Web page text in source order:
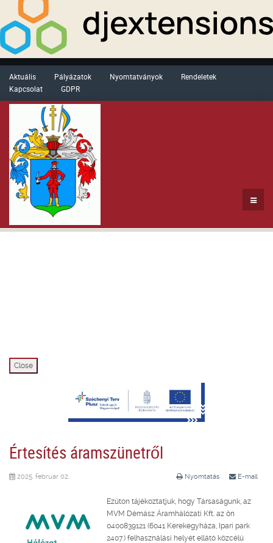
Aktuális Pályázatok Nyomtatványok
Rendeletek
Kapcsolat
GDPR
Close
Értesítés áramszünetről
Nyomtatás E-mail
2025. február 02.
Ezúton tájékoztatjuk, hogy Társaságunk, az
MVM Démász Áramhálózati Kft. az ön
0400839121 (6041 Kerekegyháza, Ipari park
2407.) felhasználási helyét ellátó közcélú